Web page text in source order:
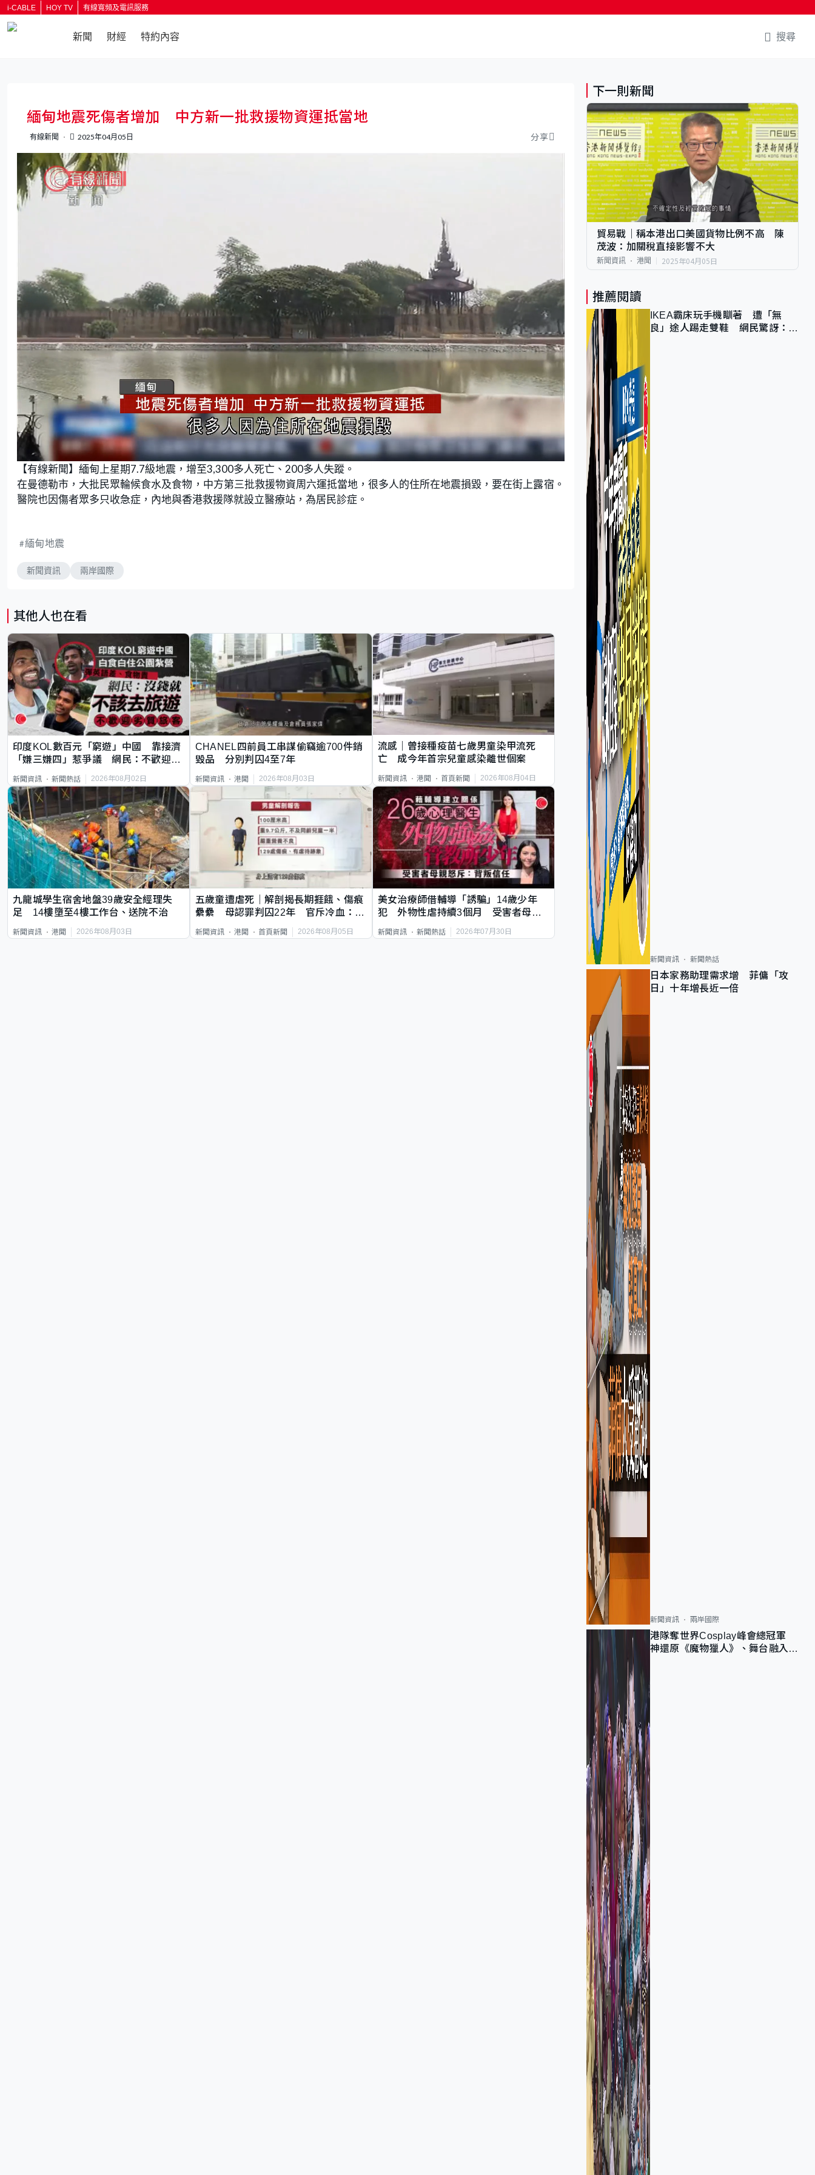
i-CABLE HOY TV 有線寬頻及電訊服務
新聞 財經 特約內容 搜尋
緬甸地震死傷者增加 中方新一批救援物資運抵當地
有線新聞 2025年04月05日 分享
n
m
u
t
e
L
a
d
e
d
:
9
6
【有線新聞】緬甸上星期7.7級地震，增至3,300多人死亡、200多人失蹤。
在曼德勒市，大批民眾輪候食水及食物，中方第三批救援物資周六運抵當地，很多人的住所在地震損毀，要在街上露宿。
醫院也因傷者眾多只收急症，內地與香港救援隊就設立醫療站，為居民診症。
緬甸地震
新聞資訊 兩岸國際
其他人也在看
印度KOL數百元「窮遊」中國 靠接濟
「嫌三嫌四」惹爭議 網民：不歡迎劣
新聞資訊 新聞熱話 2026年08月02日
CHANEL四前員工串謀偷竊逾700件銷
毀品 分別判囚4至7年
新聞資訊 港聞 2026年08月03日
流感｜曾接種疫苗七歲男童染甲流死
亡 成今年首宗兒童感染離世個案
新聞資訊 港聞 首頁新聞 2026年08月04日
九龍城學生宿舍地盤39歲安全經理失
足 14樓墮至4樓工作台、送院不治
新聞資訊 港聞 2026年08月03日
五歲童遭虐死｜解剖揭長期捱餓、傷痕
纍纍 母認罪判囚22年 官斥冷血：同
新聞資訊 港聞 首頁新聞 2026年08月05日
美女治療師借輔導「誘騙」14歲少年
犯 外物性虐持續3個月 受害者母：
新聞資訊 新聞熱話 2026年07月30日
下一則新聞
貿易戰｜稱本港出口美國貨物比例不高 陳
茂波：加關稅直接影響不大
新聞資訊 港聞 2025年04月05日
推薦閱讀
IKEA霸床玩手機瞓著 遭「無
良」途人踢走雙鞋 網民驚訝：冇
新聞資訊 新聞熱話
日本家務助理需求增 菲傭「攻
日」十年增長近一倍
新聞資訊 兩岸國際
港隊奪世界Cosplay峰會總冠軍
神還原《魔物獵人》、舞台融入獅